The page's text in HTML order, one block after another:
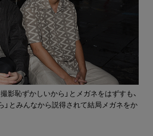
影恥ずかしいから」とメガネをはずすも、
」とみんなから説得されて結局メガネをか